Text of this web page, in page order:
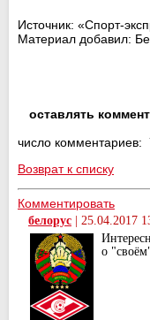
Источник: «Спорт-
Материал добавил:
оставлять
число комментариев:
Возврат к списку
Комментировать
белорус | 25.04.2017
о